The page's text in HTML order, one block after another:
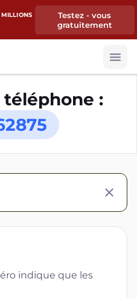
Testez - vous
gratuitement
:
indique que les